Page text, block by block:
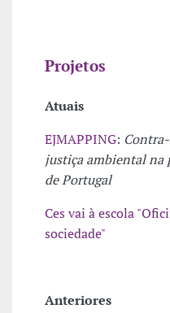
Projetos
Atuais
EJMAPPING:
justiça ambiental na
de Portugal
Ces vai à escola
sociedade"
Anteriores